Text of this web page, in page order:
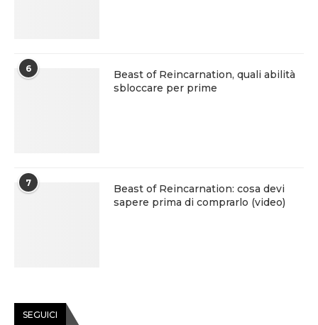
6
Beast of Reincarnation, quali abilità
sbloccare per prime
7
Beast of Reincarnation: cosa devi
sapere prima di comprarlo (video)
SEGUICI